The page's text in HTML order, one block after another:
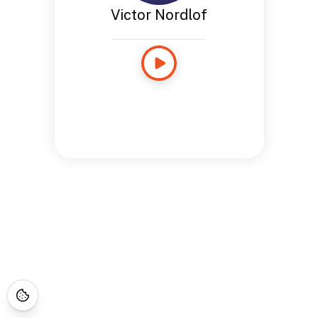
Victor Nordlof